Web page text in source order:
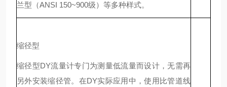
兰型（ANSI 150~900级）等多种样式。
缩径型
缩径型DY流量计专门为测量低流量而设计，无需再
另外安装缩径管。在DY实际应用中，使用比管道线